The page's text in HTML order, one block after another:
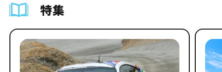
特集